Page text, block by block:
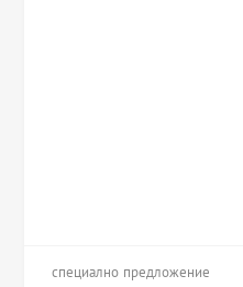
специално предложение